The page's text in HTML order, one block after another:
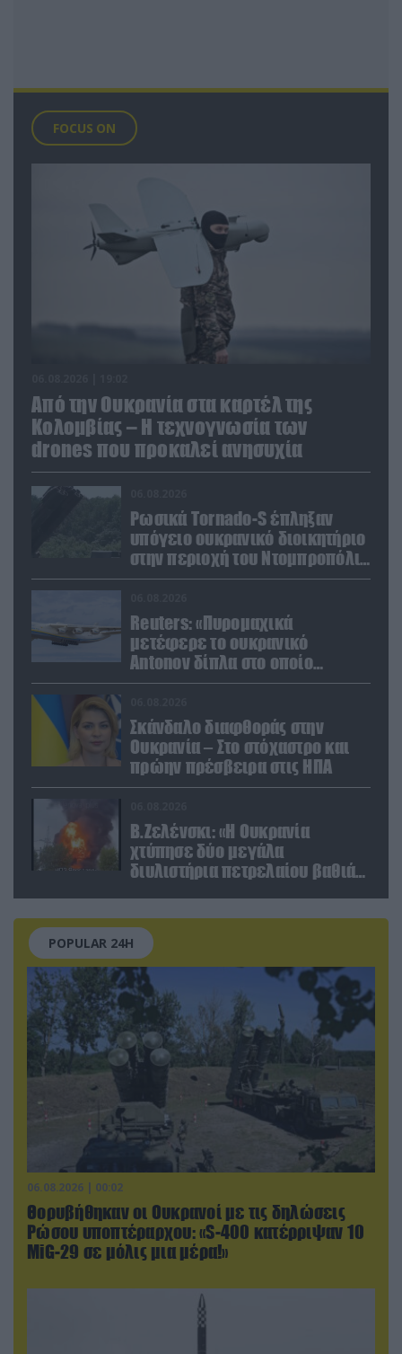
FOCUS ON
Από την Ουκρανία στα καρτέλ της
Κολομβίας – Η τεχνογνωσία των
drones που προκαλεί ανησυχία
Ρωσικά Tornado-S έπληξαν
υπόγειο ουκρανικό διοικητήριο
στην περιοχή του Ντομπροπόλιε
(βίντεο)
Reuters: «Πυρομαχικά
μετέφερε το ουκρανικό
Antonov δίπλα στο οποίο
βρέθηκε το drone στη Λειψία»
Σκάνδαλο διαφθοράς στην
Ουκρανία – Στο στόχαστρο και
πρώην πρέσβειρα στις ΗΠΑ
Β.Ζελένσκι: «Η Ουκρανία
χτύπησε δύο μεγάλα
διυλιστήρια πετρελαίου βαθιά
POPULAR 24H
06.08.2026 | 00:02
Θορυβήθηκαν οι Ουκρανοί με τις δηλώσεις
Ρώσου υποπτέραρχου: «S-400 κατέρριψαν 10
MiG-29 σε μόλις μια μέρα!»